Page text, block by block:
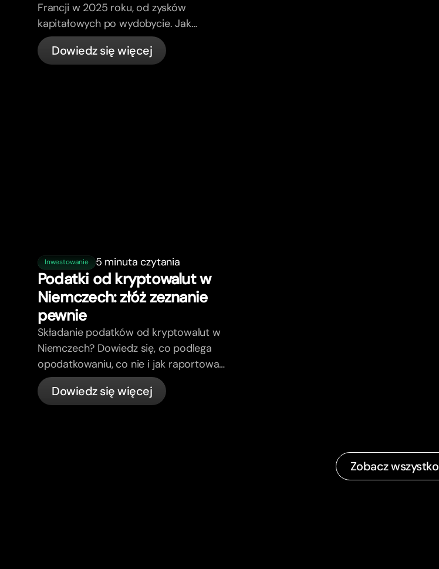
Francji w 2025 roku, od zysków
kapitałowych po wydobycie. Jak
zgłaszać i pozostawać zgodnym z
przepisami.
Dowiedz się więcej
Inwestowanie 5 minuta czytania
Podatki od kryptowalut w
Niemczech: złóż zeznanie
pewnie
Składanie podatków od kryptowalut w
Niemczech? Dowiedz się, co podlega
opodatkowaniu, co nie i jak raportować
do BZSt.
Dowiedz się więcej
Zobacz wszystko